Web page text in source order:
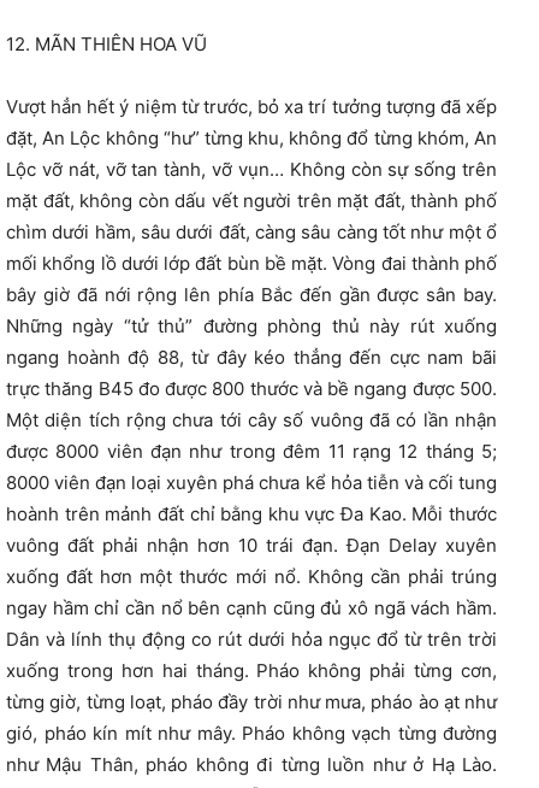
12. MÃN THIÊN HOA VŨ
Vượt hẳn hết ý niệm từ trước, bỏ xa trí tưởng tượng đã xếp
đặt, An Lộc không “hư” từng khu, không đổ từng khóm, An
Lộc vỡ nát, vỡ tan tành, vỡ vụn… Không còn sự sống trên
mặt đất, không còn dấu vết người trên mặt đất, thành phố
chìm dưới hầm, sâu dưới đất, càng sâu càng tốt như một ổ
mối khổng lồ dưới lớp đất bùn bề mặt. Vòng đai thành phố
bây giờ đã nới rộng lên phía Bắc đến gần được sân bay.
Những ngày “tử thủ” đường phòng thủ này rút xuống
ngang hoành độ 88, từ đây kéo thẳng đến cực nam bãi
trực thăng B45 đo được 800 thước và bề ngang được 500.
Một diện tích rộng chưa tới cây số vuông đã có lần nhận
được 8000 viên đạn như trong đêm 11 rạng 12 tháng 5;
8000 viên đạn loại xuyên phá chưa kể hỏa tiễn và cối tung
hoành trên mảnh đất chỉ bằng khu vực Đa Kao. Mỗi thước
vuông đất phải nhận hơn 10 trái đạn. Đạn Delay xuyên
xuống đất hơn một thước mới nổ. Không cần phải trúng
ngay hầm chỉ cần nổ bên cạnh cũng đủ xô ngã vách hầm.
Dân và lính thụ động co rút dưới hỏa ngục đổ từ trên trời
xuống trong hơn hai tháng. Pháo không phải từng cơn,
từng giờ, từng loạt, pháo đầy trời như mưa, pháo ào ạt như
gió, pháo kín mít như mây. Pháo không vạch từng đường
như Mậu Thân, pháo không đi từng luồn như ở Hạ Lào.